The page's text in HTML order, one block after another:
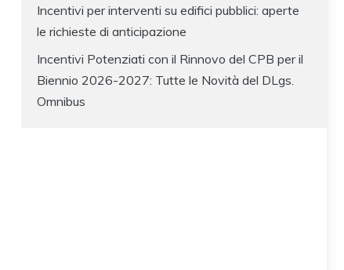
Incentivi per interventi su edifici pubblici: aperte
le richieste di anticipazione
Incentivi Potenziati con il Rinnovo del CPB per il
Biennio 2026-2027: Tutte le Novità del DLgs.
Omnibus